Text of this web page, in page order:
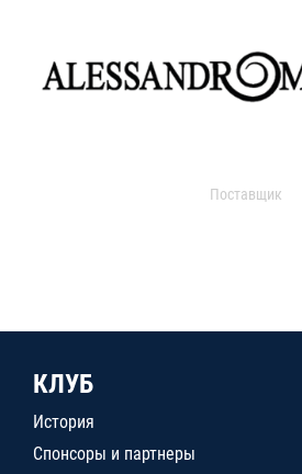
Поставщик
КЛУБ
История
Спонсоры и партнеры